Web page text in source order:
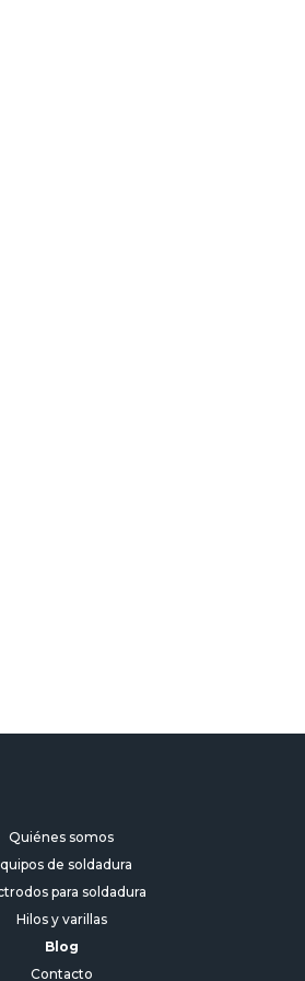
Quiénes somos
de soldadura
para soldadura
Hilos y varillas
Blog
Contacto